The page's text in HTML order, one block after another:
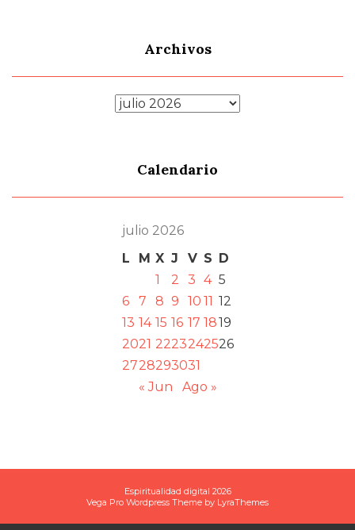
Archivos
Archivos
Calendario
julio 2026
L
M X J V S D
1
2 3 4 5
6
7 8 9 10 11 12
13 14 15 16 17 1819
2021 2223242526
2728293031
« Jun
Ago »
Espiritualidad digital 2026
Vega Pro Wordpress Theme by LyraThemes